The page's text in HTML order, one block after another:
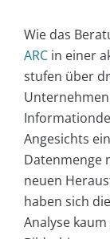
Wie das
ARC in einer
stufen über
Angesichts
Datenmenge
neuen
haben sich
Analyse